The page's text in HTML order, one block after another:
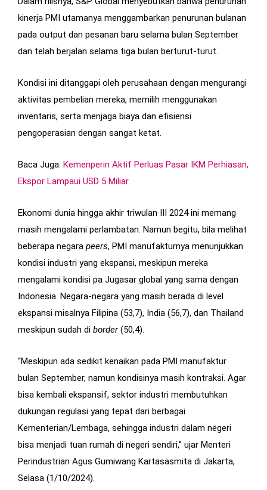
kinerja PMI utamanya menggambarkan penurunan bulanan
pada output dan pesanan baru selama bulan September
dan telah berjalan selama tiga bulan berturut-turut.
Kondisi ini ditanggapi oleh perusahaan dengan mengurangi
aktivitas pembelian mereka, memilih menggunakan
inventaris, serta menjaga biaya dan efisiensi
pengoperasian dengan sangat ketat.
Baca Juga: Kemenperin Aktif Perluas Pasar IKM Perhiasan,
Ekspor Lampaui USD 5 Miliar
Ekonomi dunia hingga akhir triwulan III 2024 ini memang
masih mengalami perlambatan. Namun begitu, bila melihat
beberapa negara peers, PMI manufakturnya menunjukkan
kondisi industri yang ekspansi, meskipun mereka
mengalami kondisi pa Jugasar global yang sama dengan
Indonesia. Negara-negara yang masih berada di level
ekspansi misalnya Filipina (53,7), India (56,7), dan Thailand
meskipun sudah di border(50,4).
“Meskipun ada sedikit kenaikan pada PMI manufaktur
bulan September, namun kondisinya masih kontraksi. Agar
bisa kembali ekspansif, sektor industri membutuhkan
dukungan regulasi yang tepat dari berbagai
Kementerian/Lembaga, sehingga industri dalam negeri
bisa menjadi tuan rumah di negeri sendiri,” ujar Menteri
Perindustrian Agus Gumiwang Kartasasmita di Jakarta,
Selasa (1/10/2024).